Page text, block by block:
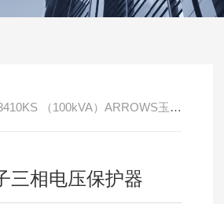
（100kVA）ARROWS玉崎小王子三相电压保护器
三相电压保护器